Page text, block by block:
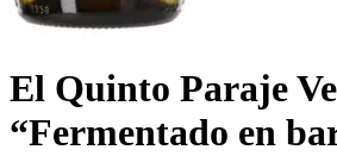
El Quinto Paraje
“Fermentado en